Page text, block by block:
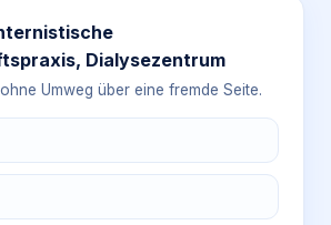
Dialysezentrum
Umweg über eine fremde Seite.